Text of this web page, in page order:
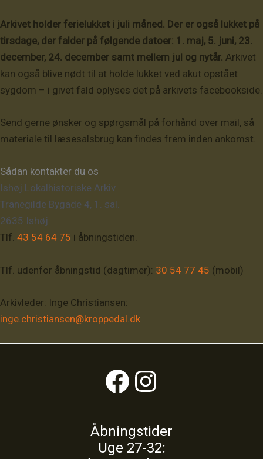
Arkivet holder ferielukket i juli måned. Der er også lukket på
tirsdage, der falder på følgende datoer: 1. maj, 5. juni, 23.
december, 24. december samt mellem jul og nytår. Arkivet
kan også blive nødt til at holde lukket ved akut opstået
sygdom – i givet fald oplyses det på arkivets facebookside.
Send gerne ønsker og spørgsmål på forhånd over mail, så
materiale til læsesalsbrug kan findes frem inden ankomst.
Sådan kontakter du os
Ishøj Lokalhistoriske Arkiv
Tranegilde Bygade 4, 1. sal.
2635 Ishøj
Tlf. 43 54 64 75 i åbningstiden.
Tlf. udenfor åbningstid (dagtimer): 30 54 77 45 (mobil)
Arkivleder: Inge Christiansen:
inge.christiansen@kroppedal.dk
Facebook
Instagram
Åbningstider
Uge 27-32: